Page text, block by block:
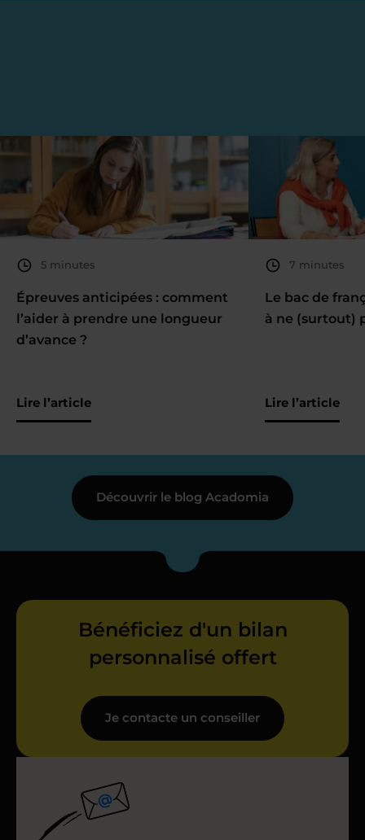
5 minutes
Épreuves anticipées : comment
l’aider à prendre une longueur
d’avance ?
Lire l’article
7 minutes
Le bac de
à ne (surtout)
Lire l’article
Découvrir le blog Acadomia
Bénéficiez d'un bilan
personnalisé offert
Je contacte un conseiller